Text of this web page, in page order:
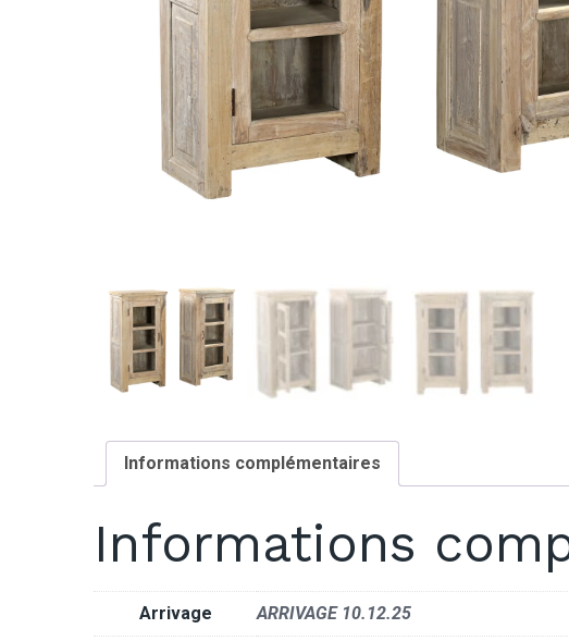
Informations complémentaires
Informations
Arrivage ARRIVAGE 10.12.25